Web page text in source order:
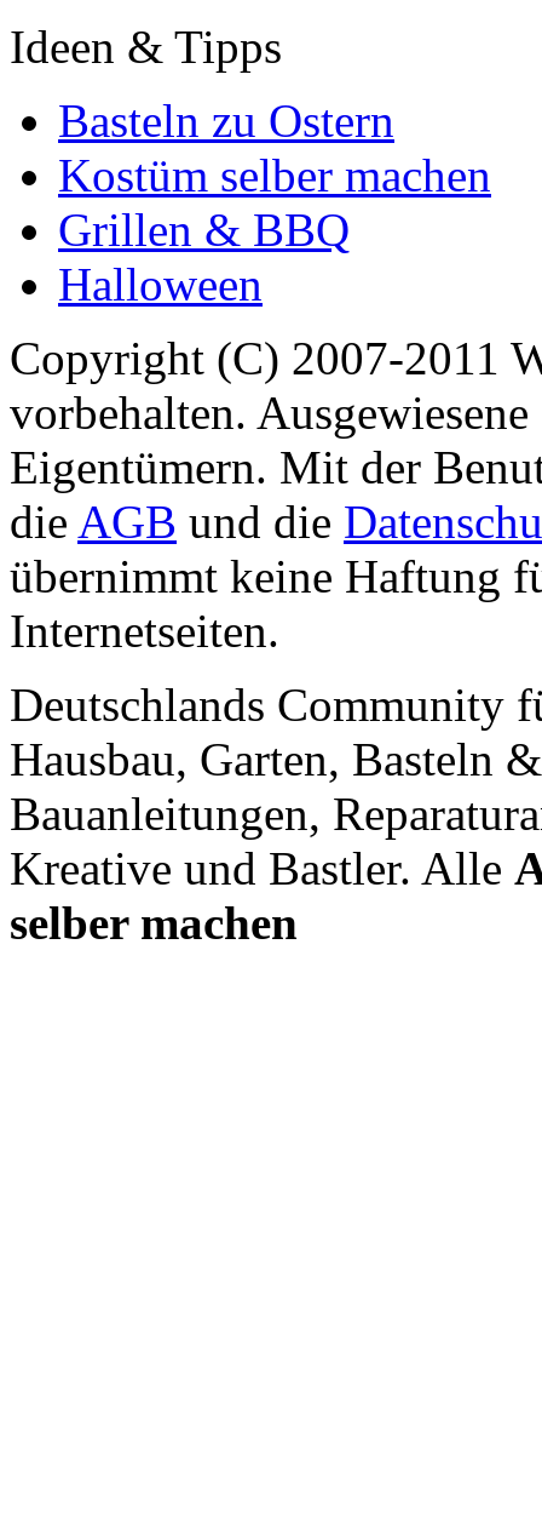
Ideen & Tipps
Basteln zu Ostern
Kostüm selber machen
Grillen & BBQ
Halloween
Copyright (C) 2007-2011
vorbehalten.
Eigentümern. Mit der
die AGB und die
übernimmt keine Haftung
Internetseiten.
Deutschlands Community
Hausbau, Garten, Basteln
Bauanleitungen,
Kreative und Bastler. Alle
selber machen